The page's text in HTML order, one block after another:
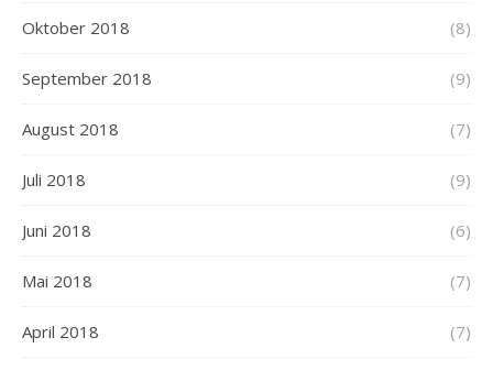
Oktober 2018 (8)
September 2018 (9)
August 2018 (7)
Juli 2018 (9)
Juni 2018 (6)
Mai 2018 (7)
April 2018 (7)